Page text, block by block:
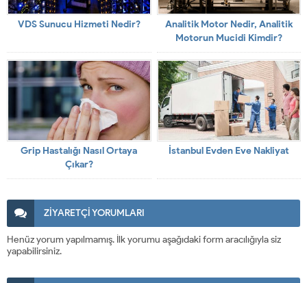
VDS Sunucu Hizmeti Nedir?
Analitik Motor Nedir, Analitik
Motorun Mucidi Kimdir?
Grip Hastalığı Nasıl Ortaya
Çıkar?
İstanbul Evden Eve Nakliyat
ZİYARETÇİ YORUMLARI
Henüz yorum yapılmamış. İlk yorumu aşağıdaki form aracılığıyla siz
yapabilirsiniz.